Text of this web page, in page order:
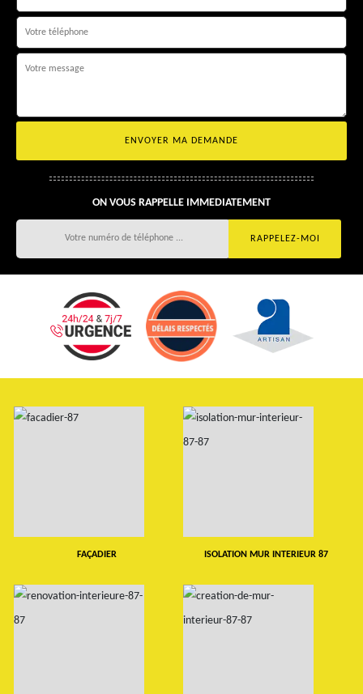
ON VOUS RAPPELLE IMMEDIATEMENT
FAÇADIER ISOLATION MUR INTERIEUR 87